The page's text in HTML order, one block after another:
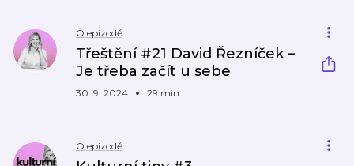
O epizodě
Třeštění #21 David Řezníček –
Je třeba začít u sebe
30. 9. 2024 29 min
O epizodě